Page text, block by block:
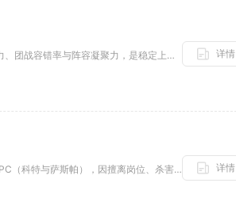
信仰英雄的深度熟练度与战术适配性，能显著提升玩家对线压制力、团战容错率与阵容凝聚力，是稳定上分与逆转战局的核心支点。信仰... 详情
全民奇迹2奇遇任务中出现的怪异卫兵，本质是剧情设定的逃兵NPC（科特与萨斯帕），因擅离岗位、杀害同僚而行为诡异，是任务埋... 详情